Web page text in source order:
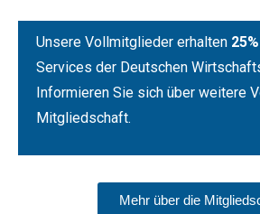
Unsere Vollmitglieder erhalten
Services der Deutschen
Informieren Sie sich über weitere
Mitgliedschaft.
Mehr über die